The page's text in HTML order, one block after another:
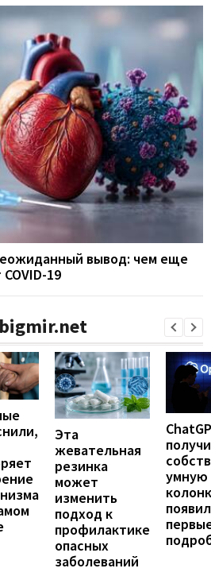
вывод: чем еще
19
Эта
жевательная
резинка
может
изменить
подход к
профилактике
опасных
заболеваний
умную